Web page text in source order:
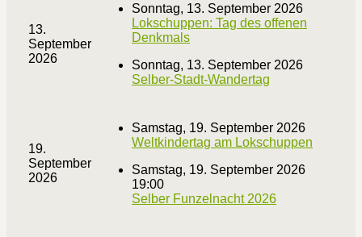
13.
September
2026
Sonntag, 13. September 2026
Lokschuppen: Tag des offenen
Denkmals
Sonntag, 13. September 2026
Selber-Stadt-Wandertag
19.
September
2026
Samstag, 19. September 2026
Weltkindertag am Lokschuppen
Samstag, 19. September 2026
19:00
Selber Funzelnacht 2026